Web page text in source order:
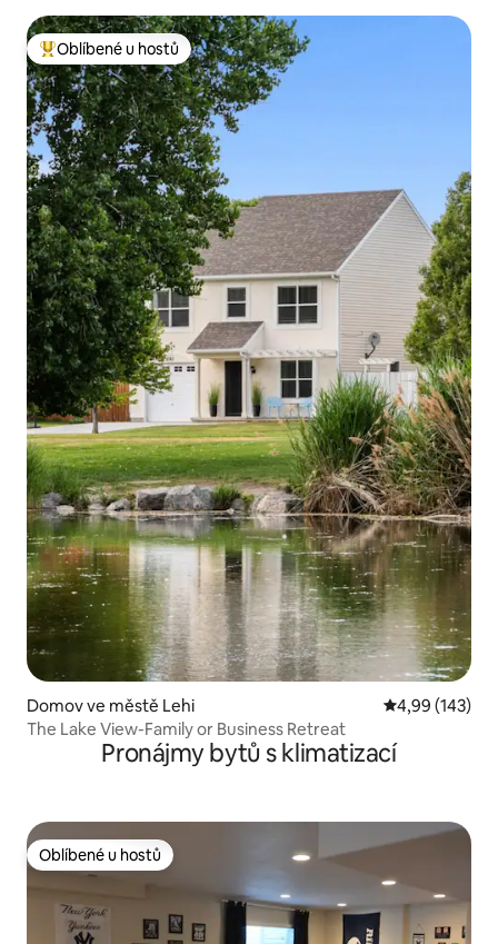
Nejlepší v kategorii Oblíbené u hostů
Oblíbené u hostů
Domov ve městě Lehi Průměrné
4,99 (143)
The Lake View-Family or Business Retreat
Pronájmy bytů s klimatizací
Oblíbené u hostů
Oblíbené u hostů